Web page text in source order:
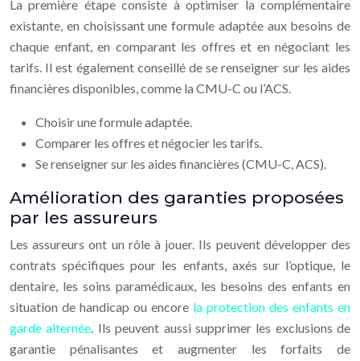
La première étape consiste à optimiser la complémentaire
existante, en choisissant une formule adaptée aux besoins de
chaque enfant, en comparant les offres et en négociant les
tarifs. Il est également conseillé de se renseigner sur les aides
financières disponibles, comme la CMU-C ou l’ACS.
Choisir une formule adaptée.
Comparer les offres et négocier les tarifs.
Se renseigner sur les aides financières (CMU-C, ACS).
Amélioration des garanties proposées
par les assureurs
Les assureurs ont un rôle à jouer. Ils peuvent développer des
contrats spécifiques pour les enfants, axés sur l’optique, le
dentaire, les soins paramédicaux, les besoins des enfants en
situation de handicap ou encore la protection des enfants en
garde alternée. Ils peuvent aussi supprimer les exclusions de
garantie pénalisantes et augmenter les forfaits de